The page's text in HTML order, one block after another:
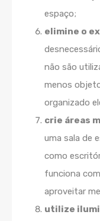
espaço;
elimine o
não são
menos
organizado
crie áreas
uma sala de
como
funciona
aproveitar
utilize